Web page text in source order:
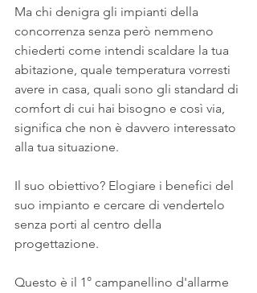
Ma chi denigra gli impianti della
concorrenza senza però nemmeno
chiederti come intendi scaldare la tua
abitazione, quale temperatura vorresti
avere in casa, quali sono gli standard di
comfort di cui hai bisogno e così via,
significa che non è davvero interessato
alla tua situazione.
Il suo obiettivo? Elogiare i benefici del
suo impianto e cercare di vendertelo
senza porti al centro della
progettazione.
Questo è il 1° campanellino d'allarme